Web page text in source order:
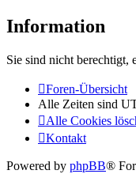
Information
Sie sind nicht berechtigt,
Foren-Übersicht
Alle Zeiten sind
Alle Cookies
Kontakt
Powered by phpBB®